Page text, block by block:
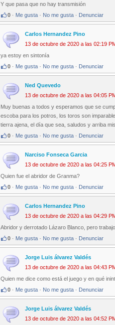
Y que pasa que no hay transmisión
0 · Me gusta · No me gusta · Denunciar
Carlos Hernandez Pino
13 de octubre de 2020 a las 02:19
ya estoy en sintonía
0 · Me gusta · No me gusta · Denunciar
Ned Quevedo
13 de octubre de 2020 a las 04:05
Muy buenas a todos y esperamos que se
escoba para los potros, los toros son
tierra ajena, el día que sea, saludos y arriba
0 · Me gusta · No me gusta · Denunciar
Narciso Fonseca Garcia
13 de octubre de 2020 a las 04:25
Quien fue el abridor de Granma?
0 · Me gusta · No me gusta · Denunciar
Carlos Hernandez Pino
13 de octubre de 2020 a las 04:29
Abridor y derrotado Lázaro Blanco, pero
0 · Me gusta · No me gusta · Denunciar
Jorge Luis álvarez Valdés
13 de octubre de 2020 a las 04:43
Quien me dice como está el juego y en qué
0 · Me gusta · No me gusta · Denunciar
Jorge Luis álvarez Valdés
13 de octubre de 2020 a las 04:52